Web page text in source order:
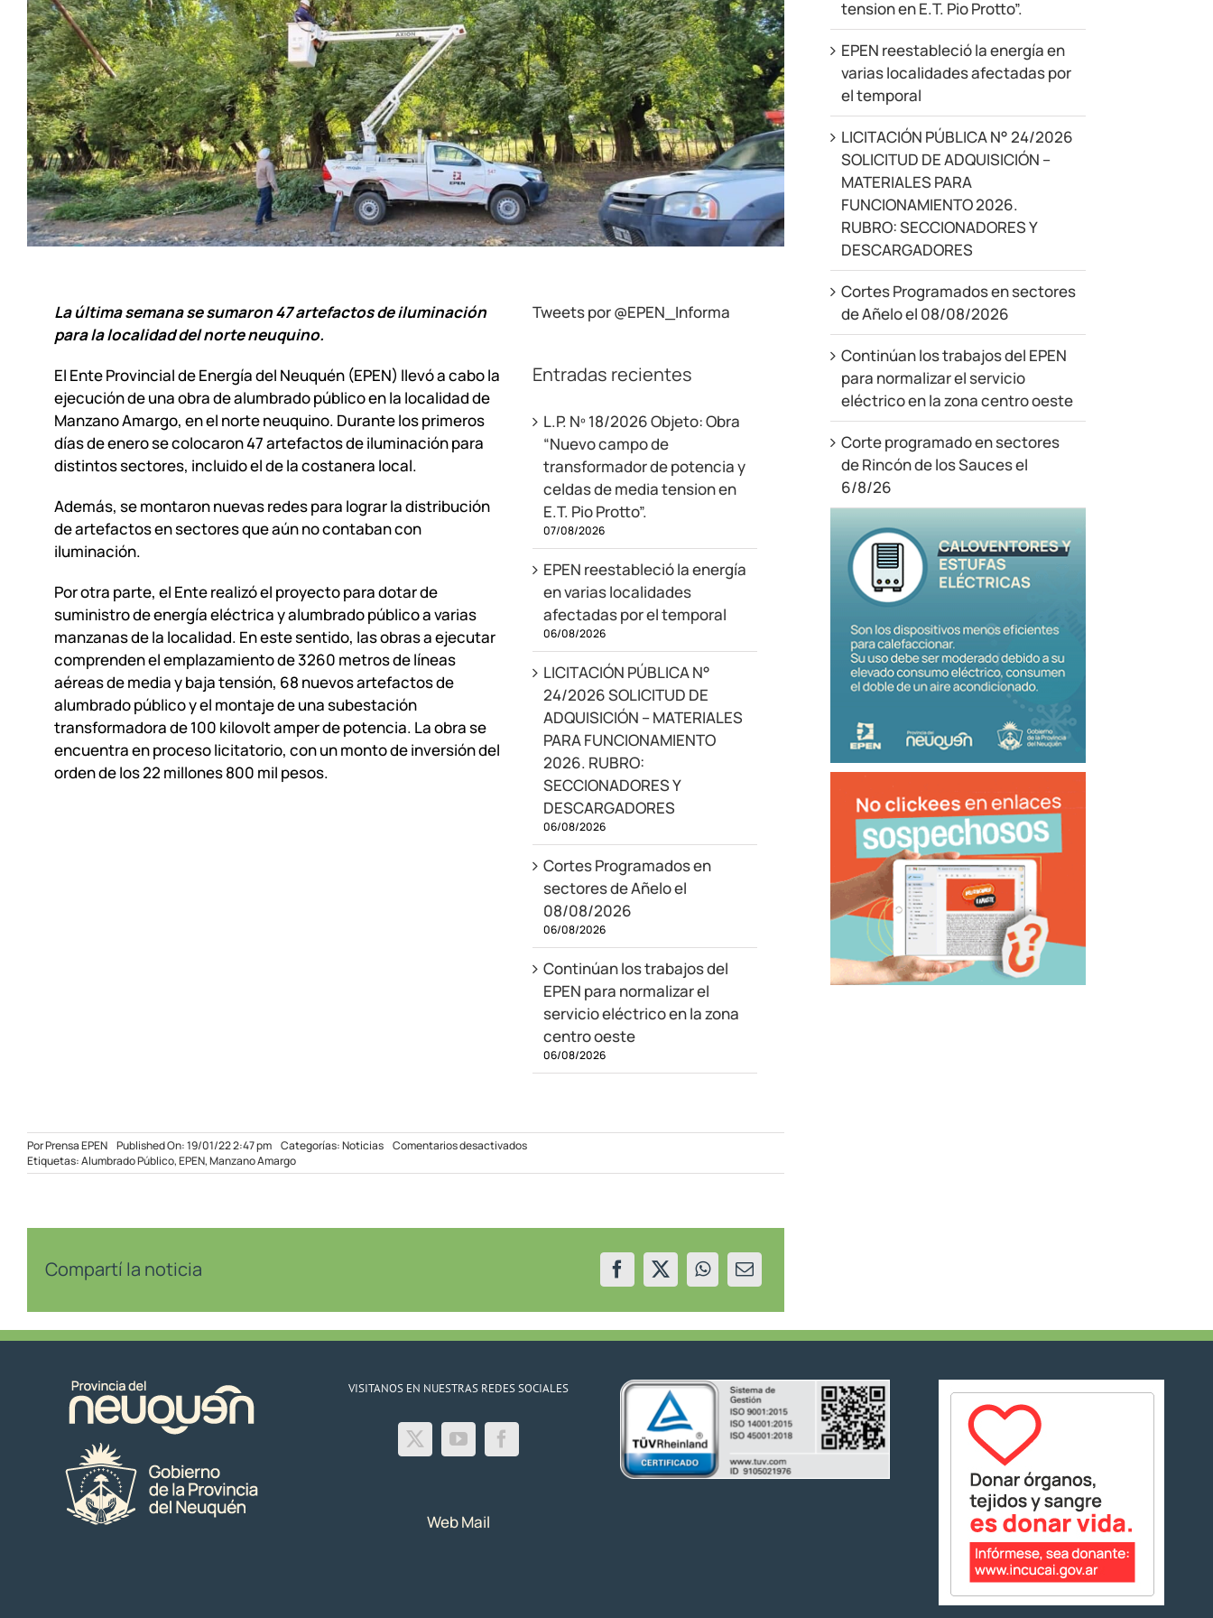
La última semana se sumaron 47 artefactos de iluminación
para la localidad del norte neuquino.
El Ente Provincial de Energía del Neuquén (EPEN) llevó a cabo la
ejecución de una obra de alumbrado público en la localidad de
Manzano Amargo, en el norte neuquino. Durante los primeros
días de enero se colocaron 47 artefactos de iluminación para
distintos sectores, incluido el de la costanera local.
Además, se montaron nuevas redes para lograr la distribución
de artefactos en sectores que aún no contaban con
iluminación.
Por otra parte, el Ente realizó el proyecto para dotar de
suministro de energía eléctrica y alumbrado público a varias
manzanas de la localidad. En este sentido, las obras a ejecutar
comprenden el emplazamiento de 3260 metros de líneas
aéreas de media y baja tensión, 68 nuevos artefactos de
alumbrado público y el montaje de una subestación
transformadora de 100 kilovolt amper de potencia. La obra se
encuentra en proceso licitatorio, con un monto de inversión del
orden de los 22 millones 800 mil pesos.
Tweets por @EPEN_Informa
Entradas recientes
L.P. Nº 18/2026 Objeto: Obra
“Nuevo campo de
transformador de potencia y
celdas de media tension en
E.T. Pio Protto”.
07/08/2026
EPEN reestableció la energía
en varias localidades
afectadas por el temporal
06/08/2026
LICITACIÓN PÚBLICA N°
24/2026 SOLICITUD DE
ADQUISICIÓN – MATERIALES
PARA FUNCIONAMIENTO
2026. RUBRO:
SECCIONADORES Y
DESCARGADORES
06/08/2026
Cortes Programados en
sectores de Añelo el
08/08/2026
06/08/2026
Continúan los trabajos del
EPEN para normalizar el
servicio eléctrico en la zona
centro oeste
06/08/2026
PorPrensa EPEN Published On: 19/01/22 2:47 pm Categorías:Noticias Comentarios desactivadosen
alumbrado
Etiquetas:Alumbrado Público,EPEN,Manzano Amargo
Compartí la noticia
tension en E.T. Pio Protto”.
EPEN reestableció la energía en
varias localidades afectadas por
el temporal
LICITACIÓN PÚBLICA N° 24/2026
SOLICITUD DE ADQUISICIÓN –
MATERIALES PARA
FUNCIONAMIENTO 2026.
RUBRO: SECCIONADORES Y
DESCARGADORES
Cortes Programados en sectores
de Añelo el 08/08/2026
Continúan los trabajos del EPEN
para normalizar el servicio
eléctrico en la zona centro oeste
Corte programado en sectores
de Rincón de los Sauces el
6/8/26
VISITANOS EN NUESTRAS REDES SOCIALES
Web Mail